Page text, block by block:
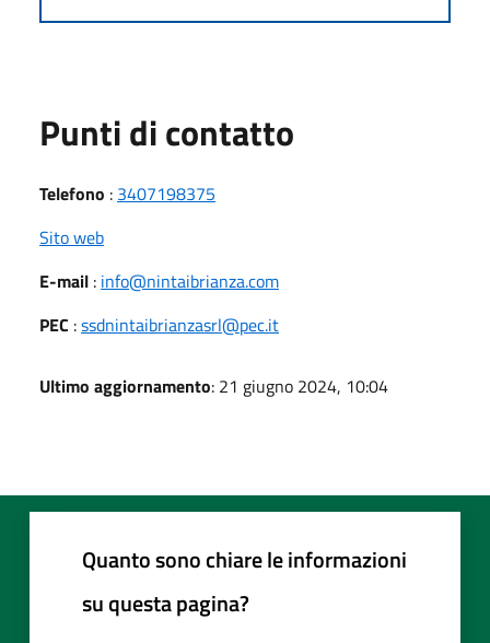
Punti di contatto
Telefono : 3407198375
Sito web
E-mail : info@nintaibrianza.com
PEC :ssdnintaibrianzasrl@pec.it
Ultimo aggiornamento: 21 giugno 2024, 10:04
Quanto sono chiare le informazioni
su questa pagina?